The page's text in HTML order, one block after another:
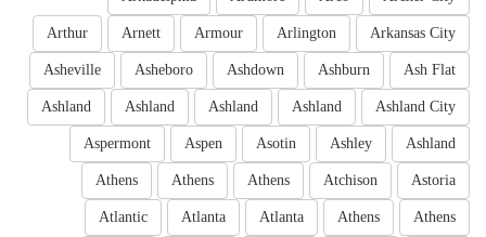
Arkansas City
Arlington
Armour
Arnett
Arthur
Ash Flat
Ashburn
Ashdown
Asheboro
Asheville
Ashland City
Ashland
Ashland
Ashland
Ashland
Ashland
Ashley
Asotin
Aspen
Aspermont
Astoria
Atchison
Athens
Athens
Athens
Athens
Athens
Atlanta
Atlanta
Atlantic